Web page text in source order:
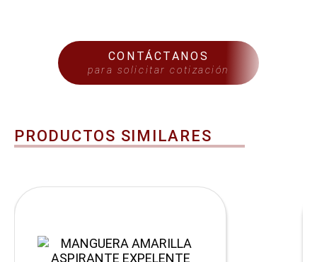
CONTÁCTANOS
para solicitar cotización
PRODUCTOS SIMILARES